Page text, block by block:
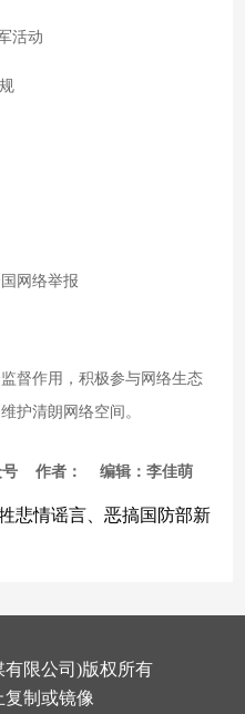
活动
网络举报
督作用，积极参与网络生态
护清朗网络空间。
号 作者： 编辑：李佳萌
悲情谣言、恶搞国防部新
限公司)版权所有
制或镜像